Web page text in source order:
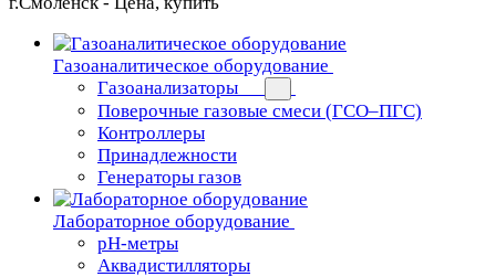
Газоаналитическое оборудование
Газоанализаторы
Поверочные газовые смеси (ГСО–ПГС)
Контроллеры
Принадлежности
Генераторы газов
Лабораторное оборудование
pH-метры
Аквадистилляторы